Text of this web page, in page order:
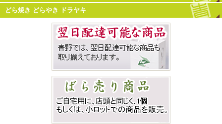
どら焼き どらやき ドラヤキ